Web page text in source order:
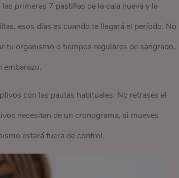
primeras 7 pastillas de la caja nueva y la
esos días es cuando te llegará el período. No
tu organismo o tiempos regulares de sangrado,
embarazo.
con las pautas habituales. No retrases el
necesitan de un cronograma, si mueves
estará fuera de control.